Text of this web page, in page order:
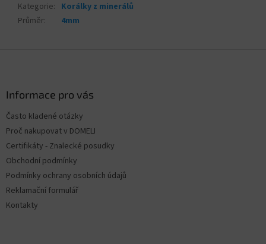
Kategorie: Korálky z minerálů
Průměr: 4mm
Informace pro vás
Často kladené otázky
Proč nakupovat v DOMELI
Certifikáty - Znalecké posudky
Obchodní podmínky
Podmínky ochrany osobních údajů
Reklamační formulář
Kontakty